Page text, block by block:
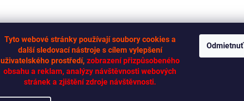
Tyto webové stránky používají soubory cookies a
další sledovací nástroje s cílem vylepšení
uživatelského prostředí, zobrazení přizpůsobeného
obsahu a reklam, analýzy návštěvnosti webových
stránek a zjištění zdroje návštěvnosti.
Odmietnuť
RYCHLÁ-DODÁVKA.CZ